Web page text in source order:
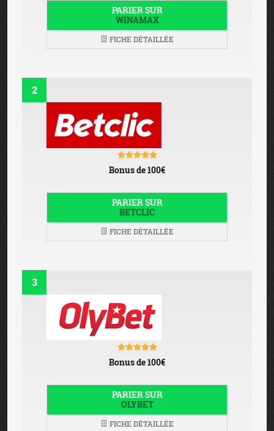
PARIER SUR
WINAMAX
FICHE DÉTAILLÉE
2
Bonus de 100€
PARIER SUR
BETCLIC
FICHE DÉTAILLÉE
3
Bonus de 100€
PARIER SUR
OLYBET
FICHE DÉTAILLÉE